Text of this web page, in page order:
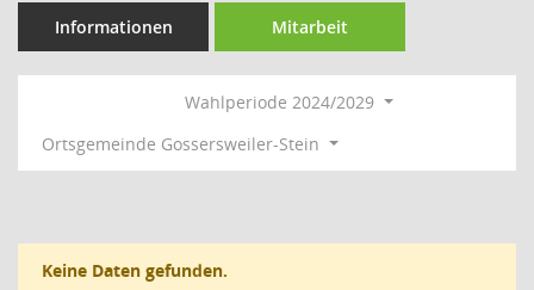
Informationen Mitarbeit
Wahlperiode 2024/2029
Ortsgemeinde Gossersweiler-Stein
Keine Daten gefunden.